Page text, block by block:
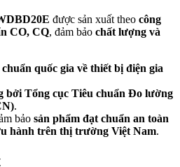
được sản xuất theo công
CO, CQ, đảm bảo chất lượng và
quốc gia về thiết bị điện gia
bởi Tổng cục Tiêu chuẩn Đo lường
.
bảo sản phẩm đạt chuẩn an toàn
hành trên thị trường Việt Nam.